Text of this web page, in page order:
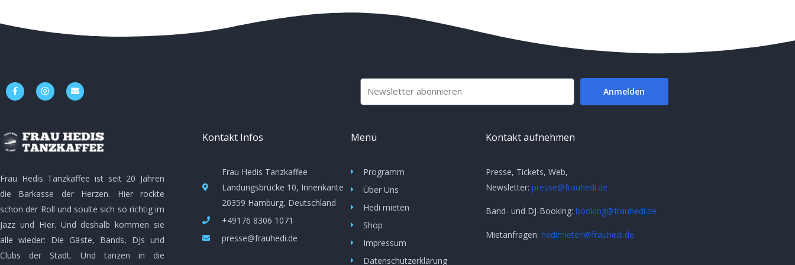
SCHOLA
F
a
c
o
k
-
I
n
s
r
a
m
E
n
v
p
e
E-
Mail
Anmelden
Frau Hedis Tanzkaffee ist seit 20 Jahren
die Barkasse der Herzen. Hier rockte
schon der Roll und soulte sich so richtig im
Jazz und Hier. Und deshalb kommen sie
alle wieder: Die Gäste, Bands, DJs und
Clubs der Stadt. Und tanzen in die
Kontakt Infos
Frau Hedis Tanzkaffee
Landungsbrücke 10, Innenkante
20359 Hamburg, Deutschland
+49176 8306 1071
presse@frauhedi.de
Menü
Programm
Über Uns
Hedi mieten
Shop
Impressum
Datenschutzerklärung
Kontakt aufnehmen
Presse, Tickets, Web,
Newsletter: presse@frauhedi.de
Band- und DJ-Booking: booking@frauhedi.de
Mietanfragen: hedimieten@frauhedi.de